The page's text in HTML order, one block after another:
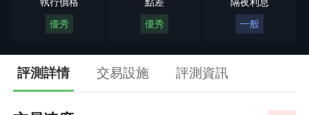
優秀
優秀
一般
評測詳情 交易設施 評測資訊